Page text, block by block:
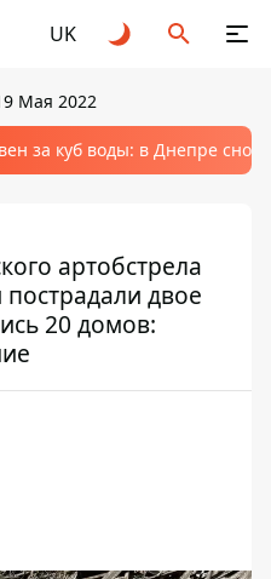
UK
Мая 2022
за куб воды: в Днепре
артобстрела
двое
20 домов: